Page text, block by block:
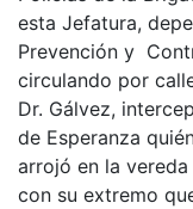
esta Jefatura,
Prevención y
circulando por
Dr. Gálvez,
de Esperanza
arrojó en la
con su extremo